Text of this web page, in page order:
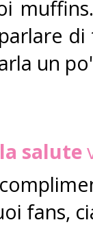
di
un
salute
fans,